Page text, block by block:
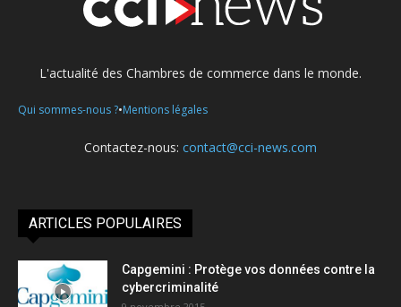
L'actualité des Chambres de commerce dans le monde.
Qui sommes-nous ?•Mentions légales
Contactez-nous: contact@cci-news.com
ARTICLES POPULAIRES
Capgemini : Protège vos données contre la
cybercriminalité